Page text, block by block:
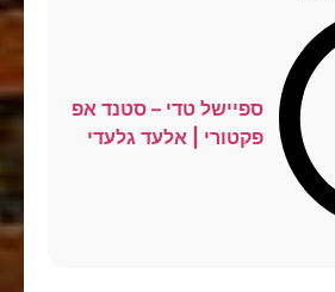
ספיישל טדי – סטנד אפ
פקטורי | אלעד גלעדי